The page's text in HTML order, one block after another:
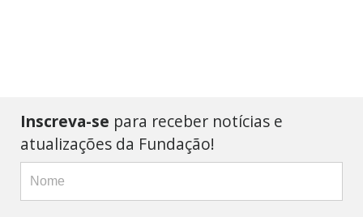
Inscreva-se para receber notícias e
atualizações da Fundação!